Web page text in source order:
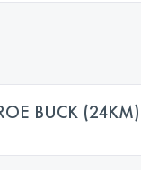
BUCK (24KM)